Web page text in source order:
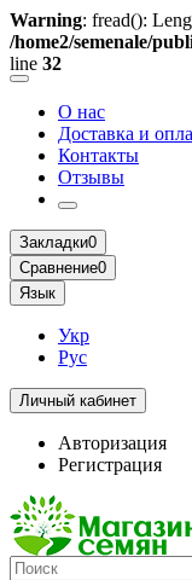
Warning: fread():
/home2/semenale/
line 32
О нас
Доставка и
Контакты
Отзывы
Закладки0
Сравнение0
Язык
Укр
Рус
Личный кабинет
Авторизация
Регистрация